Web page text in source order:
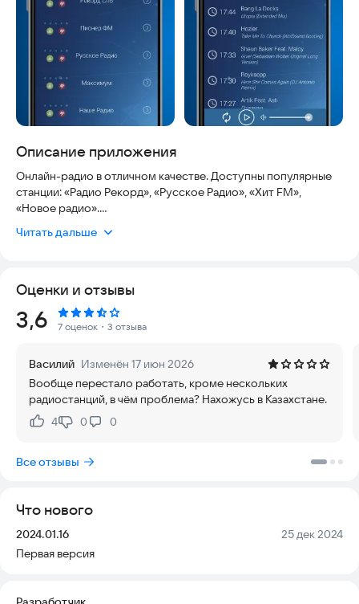
Описание приложения
Онлайн-радио в отличном качестве. Доступны популярные
станции: «Радио Рекорд», «Русское Радио», «Хит FM»,
«Новое радио».
Теперь вы можете слушать радио онлайн абсолютно
В приложении собраны радиостанции самых разных жанров:
джаз, ретро, поп, рэп, клубная музыка, классика, шансон,
авто, «Дифм» и музыка 90-х годов.
Слушать радио и музыку на телефоне онлайн — это не
только модно, но и крайне удобно.
Что сейчас играет в эфире? Какая песня звучала на «Ди фм»
или «Просто радио»? Ответы на эти вопросы вы найдете в
нашем каталоге представлены FM-радио России и Европы,
радио «Рекорд».
местные станции. Без ограничений, бесплатно, в высоком
Читать дальше
Оценки и отзывы
Рейтинг:
3,6 7 оценок ・3 отзыва
Василий Изменён 17 июн 2026
Вообще перестало работать, кроме нескольких
радиостанций, в чём проблема? Нахожусь в Казахстане.
Нравится:
4Не нравится:
0 0
Все отзывы
Что нового
Версия:
2024.01.16 Дата:
25 дек 2024
Первая версия